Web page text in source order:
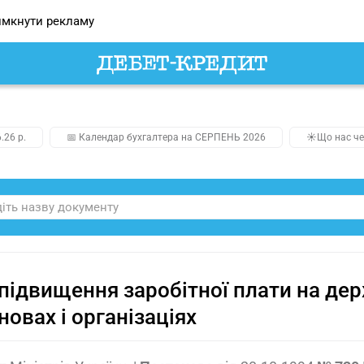
рекламу
р. 📅 Календар бухгалтера на СЕРПЕНЬ 2026 ☀️Що нас
заробітної плати на
і організаціях